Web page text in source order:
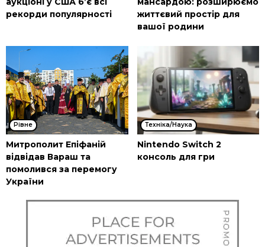
рекорди популярності
життєвий простір для
вашої родини
Рівне
Митрополит Епіфаній
відвідав Вараш та
помолився за перемогу
України
Техніка/Наука
Nintendo Switch 2
консоль для гри